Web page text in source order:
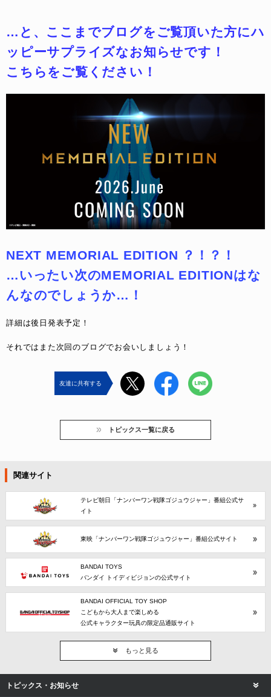
…と、ここまでブログをご覧頂いた方にハ
ッピーサプライズなお知らせです！
こちらをご覧ください！
NEXT MEMORIAL EDITION ？！？！
…いったい次のMEMORIAL EDITIONはな
んなのでしょうか…！
詳細は後日発表予定！
それではまた次回のブログでお会いしましょう！
友達に共有する
トピックス一覧に戻る
関連サイト
テレビ朝日「ナンバーワン戦隊ゴジュウジャー」番組公式サ
イト
東映「ナンバーワン戦隊ゴジュウジャー」番組公式サイト
BANDAI TOYS
バンダイ トイディビジョンの公式サイト
BANDAI OFFICIAL TOY SHOP
こどもから大人まで楽しめる
公式キャラクター玩具の限定品通販サイト
もっと見る
トピックス・お知らせ